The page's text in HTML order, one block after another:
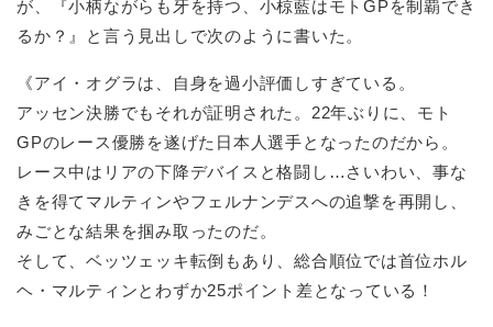
が、『小柄ながらも牙を持つ、小椋藍はモトGPを制覇でき
るか？』と言う見出しで次のように書いた。
《アイ・オグラは、自身を過小評価しすぎている。
アッセン決勝でもそれが証明された。22年ぶりに、モト
GPのレース優勝を遂げた日本人選手となったのだから。
レース中はリアの下降デバイスと格闘し…さいわい、事な
きを得てマルティンやフェルナンデスへの追撃を再開し、
みごとな結果を掴み取ったのだ。
そして、ベッツェッキ転倒もあり、総合順位では首位ホル
ヘ・マルティンとわずか25ポイント差となっている！